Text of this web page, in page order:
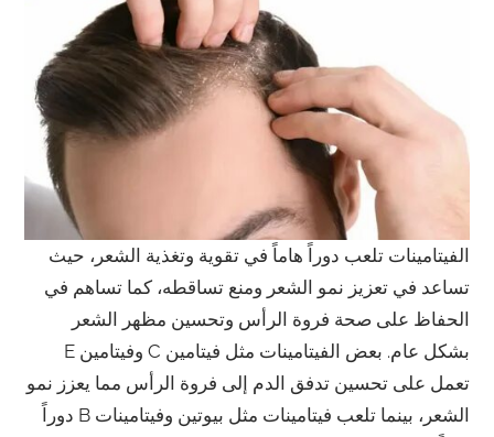
الفيتامينات تلعب دوراً هاماً في تقوية وتغذية الشعر، حيث
تساعد في تعزيز نمو الشعر ومنع تساقطه، كما تساهم في
الحفاظ على صحة فروة الرأس وتحسين مظهر الشعر
بشكل عام. بعض الفيتامينات مثل فيتامين C وفيتامين E
تعمل على تحسين تدفق الدم إلى فروة الرأس مما يعزز نمو
الشعر، بينما تلعب فيتامينات مثل بيوتين وفيتامينات B دوراً